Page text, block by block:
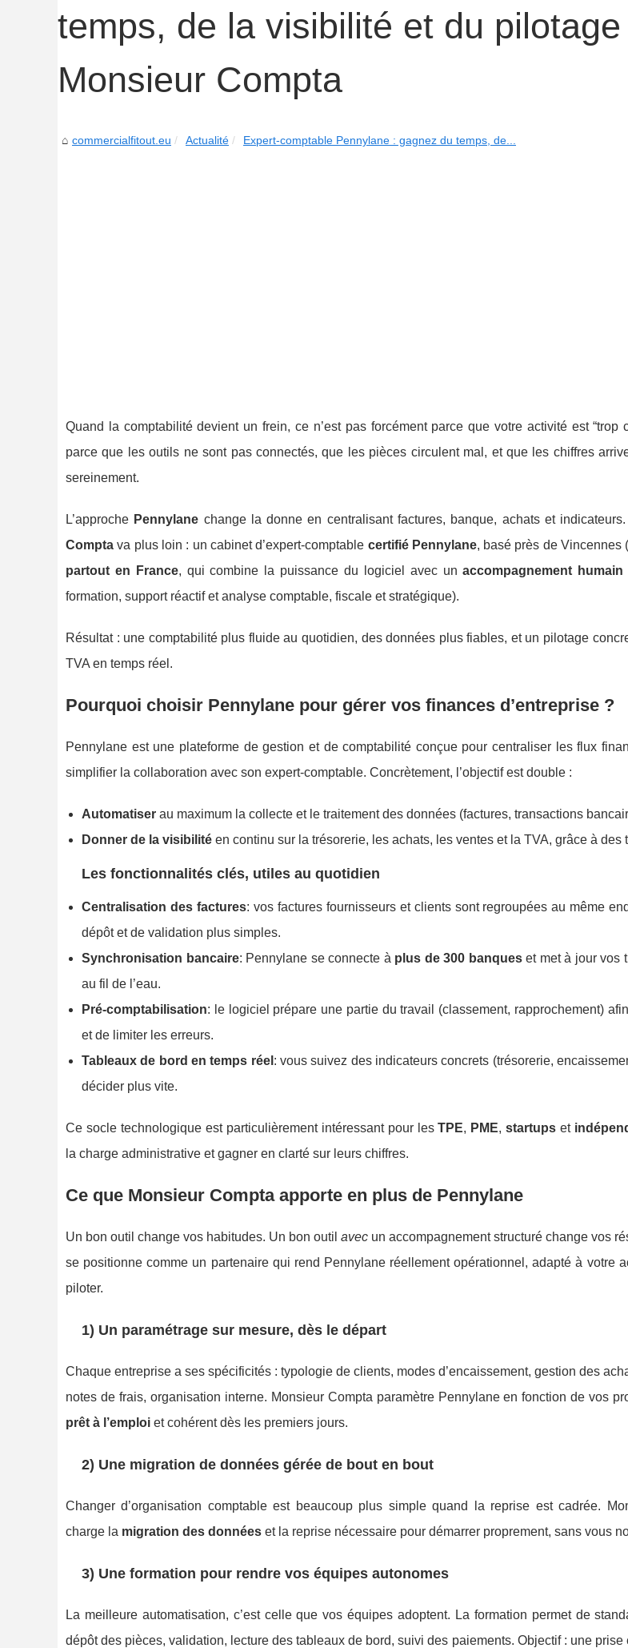
temps, de la visibilité et du
Monsieur Compta
commercialfitout.eu Actualité Expert-comptable Pennylane : gagnez du temps, de...
Quand la comptabilité devient un frein, ce n’est pas forcément parce que votre activité est “trop
parce que les outils ne sont pas connectés, que les pièces circulent mal, et que les chiffres
sereinement.
L’approche Pennylane change la donne en centralisant factures, banque, achats et indicateurs.
Compta va plus loin : un cabinet d’expert-comptable certifié Pennylane, basé près de Vincennes
partout en France, qui combine la puissance du logiciel avec unaccompagnement humain
formation, support réactif et analyse comptable, fiscale et stratégique).
Résultat : une comptabilité plus fluide au quotidien, des données plus fiables, et un pilotage
TVA en temps réel.
Pourquoi choisir Pennylane pour gérer vos finances d’entreprise ?
Pennylane est une plateforme de gestion et de comptabilité conçue pour centraliser les flux
simplifier la collaboration avec son expert-comptable. Concrètement, l’objectif est double :
Automatiser au maximum la collecte et le traitement des données (factures, transactions
Donner de la visibilité en continu sur la trésorerie, les achats, les ventes et la TVA, grâce à des
Les fonctionnalités clés, utiles au quotidien
Centralisation des factures: vos factures fournisseurs et clients sont regroupées au même
dépôt et de validation plus simples.
Synchronisation bancaire: Pennylane se connecte à plus de 300 banqueset met à jour vos
au fil de l’eau.
Pré-comptabilisation: le logiciel prépare une partie du travail (classement, rapprochement)
et de limiter les erreurs.
Tableaux de bord en temps réel : vous suivez des indicateurs concrets (trésorerie,
décider plus vite.
Ce socle technologique est particulièrement intéressant pour lesTPE, PME,startups et
la charge administrative et gagner en clarté sur leurs chiffres.
Ce que Monsieur Compta apporte en plus de Pennylane
Un bon outil change vos habitudes. Un bon outil avec un accompagnement structuré change vos
se positionne comme un partenaire qui rend Pennylane réellement opérationnel, adapté à votre
piloter.
1) Un paramétrage sur mesure, dès le départ
Chaque entreprise a ses spécificités : typologie de clients, modes d’encaissement, gestion des
notes de frais, organisation interne. Monsieur Compta paramètre Pennylane en fonction de vos
prêt à l’emploi et cohérent dès les premiers jours.
2) Une migration de données gérée de bout en bout
Changer d’organisation comptable est beaucoup plus simple quand la reprise est cadrée.
charge la migration des données et la reprise nécessaire pour démarrer proprement, sans vous
3) Une formation pour rendre vos équipes autonomes
La meilleure automatisation, c’est celle que vos équipes adoptent. La formation permet de
dépôt des pièces, validation, lecture des tableaux de bord, suivi des paiements. Objectif : une